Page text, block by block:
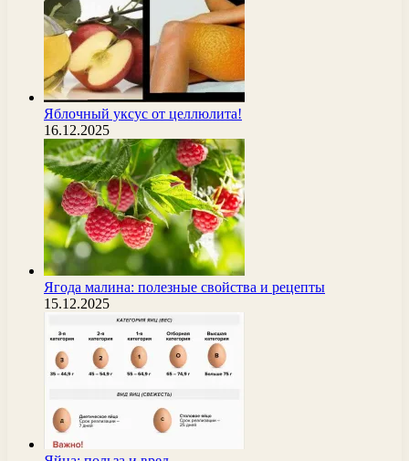
Яблочный уксус от целлюлита!
16.12.2025
Ягода малина: полезные свойства и рецепты
15.12.2025